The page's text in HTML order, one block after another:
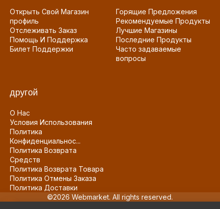
Открыть Свой Магазин
профиль
Отслеживать Заказ
Помощь И Поддержка
Билет Поддержки
Горящие Предложения
Рекомендуемые Продукты
Лучшие Магазины
Последние Продукты
Часто задаваемые
вопросы
другой
О Нас
Условия Использования
Политика
Конфиденциальнос...
Политика Возврата
Средств
Политика Возврата Товара
Политика Отмены Заказа
Политика Доставки
©2026 Webmarket. All rights reserved.